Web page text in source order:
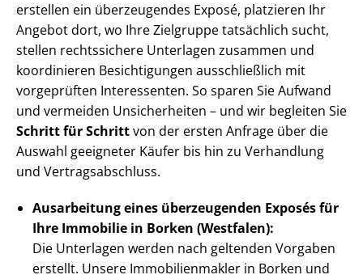
erstellen ein überzeugendes Exposé, platzieren Ihr
Angebot dort, wo Ihre Zielgruppe tatsächlich sucht,
stellen rechtssichere Unterlagen zusammen und
koordinieren Besichtigungen ausschließlich mit
vorgeprüften Interessenten. So sparen Sie Aufwand
und vermeiden Unsicherheiten – und wir begleiten Sie
Schritt für Schrittvon der ersten Anfrage über die
Auswahl geeigneter Käufer bis hin zu Verhandlung
und Ver­trags­ab­schluss.
Ausarbeitung eines überzeugenden Exposés für
Ihre Immobilie in Borken (Westfalen):
Die Unterlagen werden nach geltenden Vorgaben
erstellt. Unsere Im­mo­bi­li­en­mak­ler in Borken und